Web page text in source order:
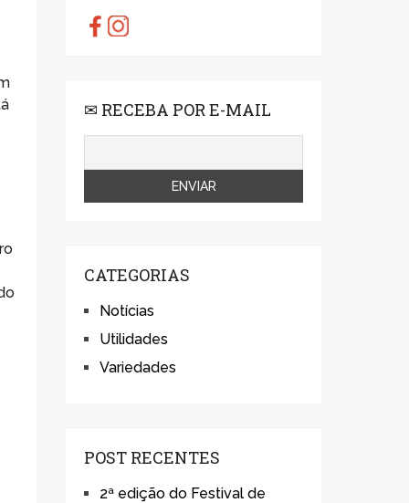
✉ RECEBA POR E-MAIL
CATEGORIAS
Notícias
Utilidades
Variedades
POST RECENTES
2ª edição do Festival de